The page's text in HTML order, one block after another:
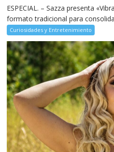
ESPECIAL. – Sazza presenta
formato tradicional para
Curiosidades y Entretenimiento